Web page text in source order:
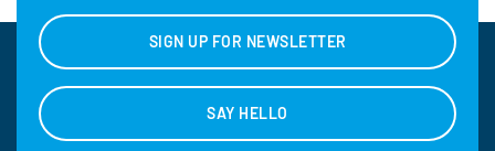
SIGN UP FOR NEWSLETTER
SAY HELLO